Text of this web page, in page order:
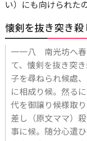
い）にも向けられた
懐剣を抜き突き
一一八 南光坊へ春
て、懐剣を抜き突
子を尋ねられ候處
に相成り候。然る
代を御譲り候様取
差し（原文ママ）
事に候。随分心遣